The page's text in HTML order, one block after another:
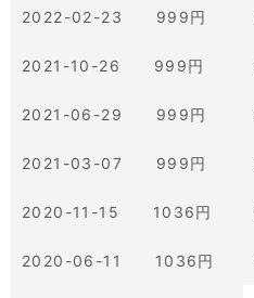
2022-02-23 999円
2021-10-26 999円
2021-06-29 999円
2021-03-07 999円
2020-11-15 1036円
2020-06-11 1036円